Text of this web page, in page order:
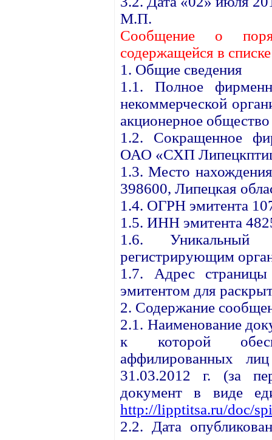
М.П.
Сообщение о
содержащейся в
1. Общие сведения
1.1. Полное
некоммерческой
акционерное
1.2. Сокращенное
ОАО «СХП
1.3. Место
398600, Липецкая
1.4. ОГРН эмитента
1.5. ИНН эмитента
1.6. Уникальный
регистрирующим
1.7. Адрес страницы
эмитентом для
2. Содержание
2.1. Наименование
к которой
аффилированных
31.03.2012 г. (за
документ в виде
http://lipptitsa.ru/doc/
2.2. Дата